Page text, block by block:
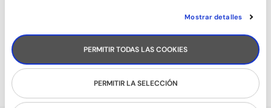
Mostrar detalles
PERMITIR TODAS LAS COOKIES
PERMITIR LA SELECCIÓN
TONIFICACIÓ